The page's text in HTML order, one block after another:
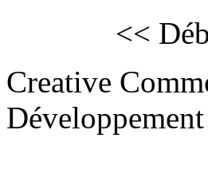
<<
Creative